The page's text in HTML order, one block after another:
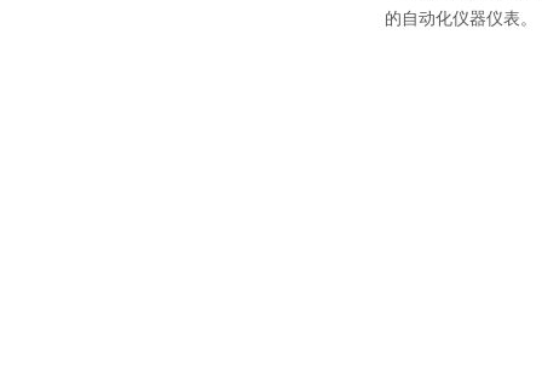
的自动化仪器仪表。